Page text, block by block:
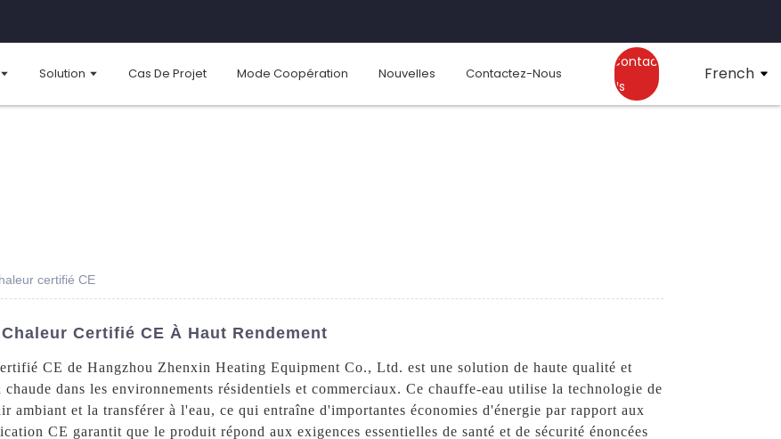
Solution Cas De Projet Mode Coopération Nouvelles Contactez-Nous
Contact
Us
French
certifié CE
Certifié CE À Haut Rendement
CE de Hangzhou Zhenxin Heating Equipment Co., Ltd. est une solution de haute qualité et
dans les environnements résidentiels et commerciaux. Ce chauffe-eau utilise la technologie de
ambiant et la transférer à l'eau, ce qui entraîne d'importantes économies d'énergie par rapport aux
CE garantit que le produit répond aux exigences essentielles de santé et de sécurité énoncées